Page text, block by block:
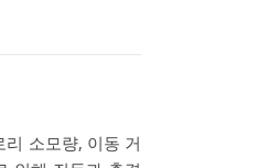
소모량, 이동 거